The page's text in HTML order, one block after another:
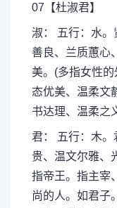
07【杜淑君】
淑： 五行：水
善良、兰质蕙心
美。(多指女性
态优美、温柔文
书达理、温柔之
君： 五行：木
贵、温文尔雅、
指帝王。指主宰
尚的人。如君子